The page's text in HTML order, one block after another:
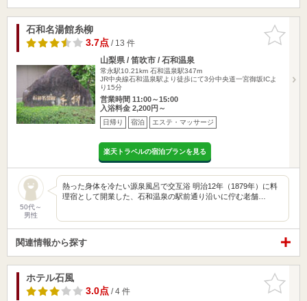
お気に入
りに追加
石和名湯館糸柳
3.7点/ 13 件
山梨県 / 笛吹市 / 石和温泉
常永駅10.21km 石和温泉駅347m
JR中央線石和温泉駅より徒歩にて3分中央道一宮御坂ICよ
り15分
営業時間 11:00～15:00
入浴料金 2,200円～
日帰り 宿泊 エステ・マッサージ
楽天トラベルの宿泊プランを見る
50代～
男性
熱った身体を冷たい源泉風呂で交互浴 明治12年（1879年）に料
理宿として開業した、石和温泉の駅前通り沿いに佇む老舗…
関連情報から探す
お気に入
りに追加
ホテル石風
3.0点/ 4 件